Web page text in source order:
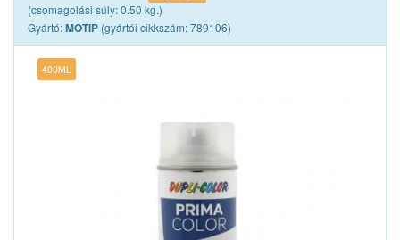
(csomagolási súly: 0.50 kg.)
Gyártó:MOTIP (gyártói cikkszám: 789106)
400ML